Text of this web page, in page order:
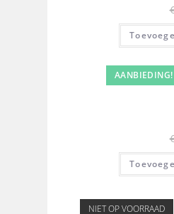
AANBIEDING!
NIET OP VOORRAAD